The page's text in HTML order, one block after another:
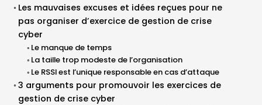
Les mauvaises excuses et idées reçues pour ne
pas organiser d’exercice de gestion de crise
cyber
Le manque de temps
La taille trop modeste de l’organisation
Le RSSI est l’unique responsable en cas d’attaque
3 arguments pour promouvoir les exercices de
gestion de crise cyber